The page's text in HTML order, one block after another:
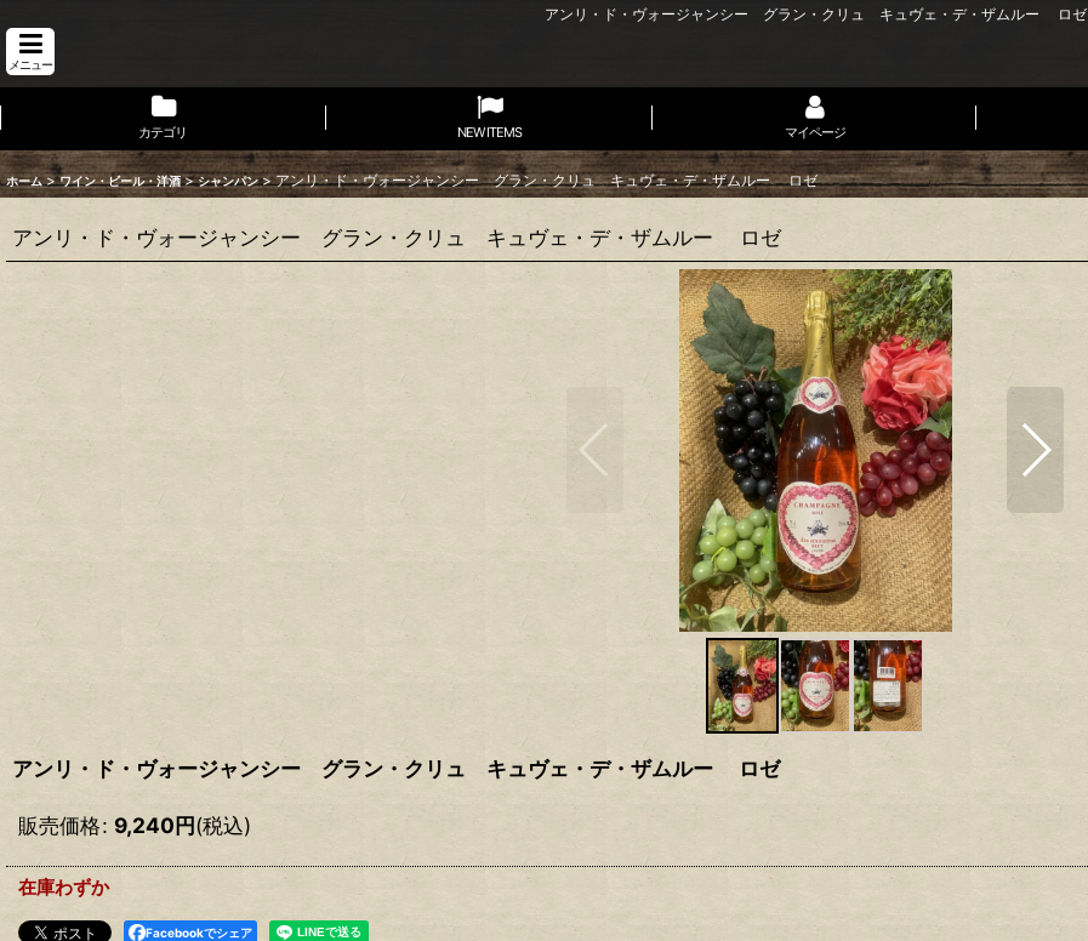
アンリ・ド・ヴォージャンシー グラン・クリュ キュヴェ・デ・ザムルー ロゼ
メニュー
カテゴリ NEW ITEMS マイページ
ホーム > ワイン・ビール・洋酒 > シャンパン > アンリ・ド・ヴォージャンシー グラン・クリュ キュヴェ・デ・ザムルー ロゼ
アンリ・ド・ヴォージャンシー グラン・クリュ キュヴェ・デ・ザムルー ロゼ
アンリ・ド・ヴォージャンシー グラン・クリュ キュヴェ・デ・ザムルー ロゼ
販売価格: 9,240円(税込)
在庫わずか
Facebookでシェア